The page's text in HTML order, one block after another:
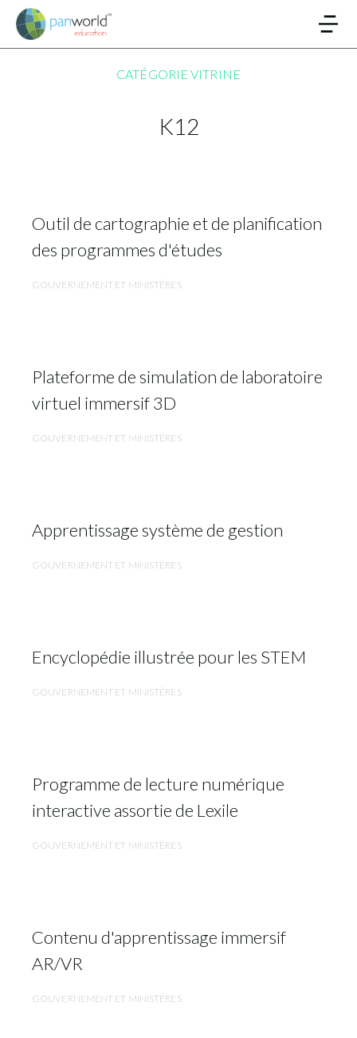
CATÉGORIE VITRINE
K12
Outil de cartographie et de planification
des programmes d'études
GOUVERNEMENT ET MINISTÈRES
Plateforme de simulation de laboratoire
virtuel immersif 3D
GOUVERNEMENT ET MINISTÈRES
Apprentissage système de gestion
GOUVERNEMENT ET MINISTÈRES
Encyclopédie illustrée pour les STEM
GOUVERNEMENT ET MINISTÈRES
Programme de lecture numérique
interactive assortie de Lexile
GOUVERNEMENT ET MINISTÈRES
Contenu d'apprentissage immersif
AR/VR
GOUVERNEMENT ET MINISTÈRES